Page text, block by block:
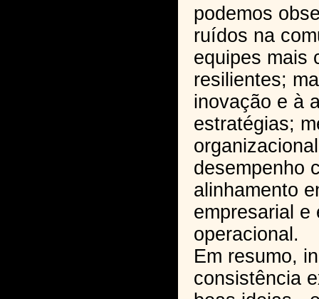
podemos
ruídos na
equipes mais
resilientes;
inovação e à
estratégias;
desempenho
alinhamento
empresarial e
operacional.
Em resumo,
consistência